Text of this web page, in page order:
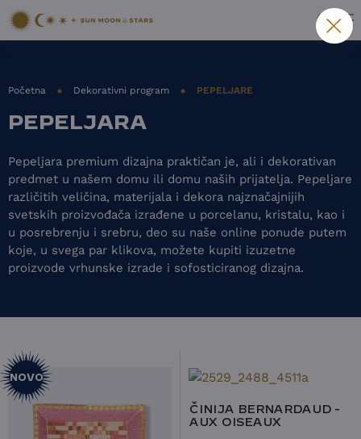
Početna Dekorativni program PEPELJARE
PEPELJARA
Pepeljara premium dizajna praktičan je, ali i dekorativan
predmet u našem domu ili domu naših prijatelja. Pepeljare
različitih veličina, materijala i dekora najznačajnijih
svetskih proizvođača izrađene u porcelanu, kristalu, kao i
u posrebrenju i srebru, deo su naše online ponude putem
koje, u svega par klikova, možete kupiti izuzetne
proizvode vrhunske izrade i sofosticiranog dizajna.
NOVO
ČINIJA BERNARDAUD -
AUX OISEAUX